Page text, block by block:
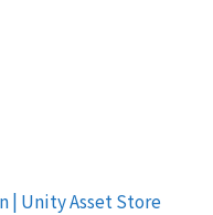
| Unity Asset Store